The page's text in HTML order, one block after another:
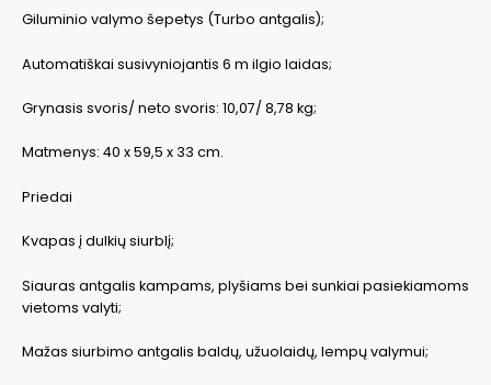
Giluminio valymo šepetys (Turbo antgalis);
Automatiškai susivyniojantis 6 m ilgio laidas;
Grynasis svoris/ neto svoris: 10,07/ 8,78 kg;
Matmenys: 40 x 59,5 x 33 cm.
Priedai
Kvapas į dulkių siurblį;
Siauras antgalis kampams, plyšiams bei sunkiai pasiekiamoms
vietoms valyti;
Mažas siurbimo antgalis baldų, užuolaidų, lempų valymui;